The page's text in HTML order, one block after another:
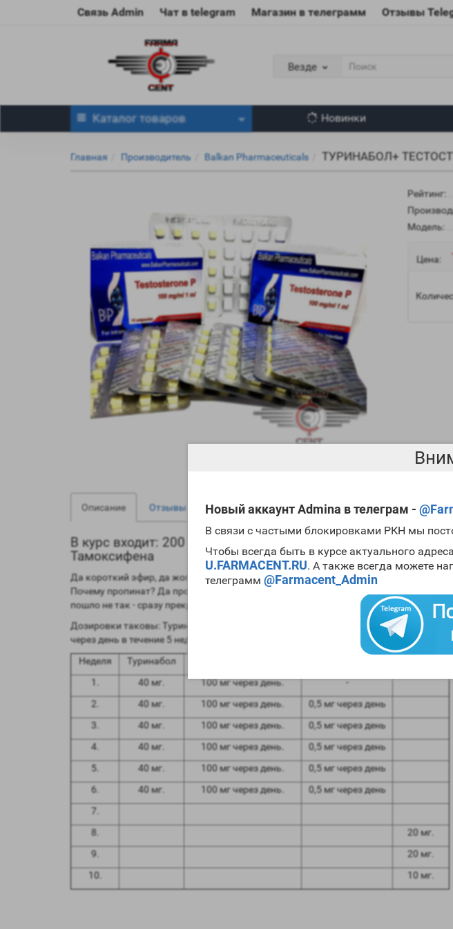
Новый аккаунт Admina в телеграм -
В связи с частыми блокировками РКН мы
Чтобы всегда быть в курсе актуального
U.FARMACENT.RU. А также всегда можете
телеграмм @Farmacent_Admin
Связь Admin Чат в telegram Магазин в телеграмм Отзывы
Везде
Каталог товаров Новинки
Главная Производитель Balkan Pharmaceuticals ТУРИНАБОЛ+
Рейтинг:
Модель:
Цена:
Описание Отзывы Вопрос - Ответ
В курс входит: 200 таблеток Туринабола, 21 ампула
Тамоксифена
Да короткий эфир, да жопа пострадает, но что поделать?!? Лезть в это
Почему пропинат? Да просто потому, что мы не знаем как поведёт себя наш
пошло не так - сразу прекратить.
Дозировки таковы: Туринабол но 40 мг/день в течение 6 недель, Теста пропинат
через день в течение 5 недель, дабы сохранить уровень эстрагенов в норме,
Неделя
Туринабол
1.
40 мг. 100 мг через день.
-
2.
40 мг. 100 мг через день.
0,5 мг через день
3.
40 мг. 100 мг через день.
0,5 мг через день
4.
40 мг. 100 мг через день.
0,5 мг через день
5.
40 мг. 100 мг через день.
0,5 мг через день
6.
40 мг. 100 мг через день.
0,5 мг через день
7.
8.
20 мг.
9.
20 мг.
10.
10 мг.